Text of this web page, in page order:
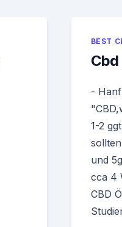
BEST
-
1-2
und
cca 4
CBD